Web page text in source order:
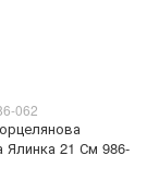
062
Ялинка 21 См 986-